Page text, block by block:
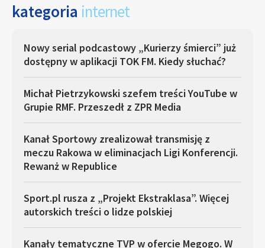
kategoria internet
Nowy serial podcastowy „Kurierzy śmierci” już
dostępny w aplikacji TOK FM. Kiedy słuchać?
Michał Pietrzykowski szefem treści YouTube w
Grupie RMF. Przeszedł z ZPR Media
Kanał Sportowy zrealizował transmisję z
meczu Rakowa w eliminacjach Ligi Konferencji.
Rewanż w Republice
Sport.pl rusza z „Projekt Ekstraklasa”. Więcej
autorskich treści o lidze polskiej
Kanały tematyczne TVP w ofercie Megogo. W